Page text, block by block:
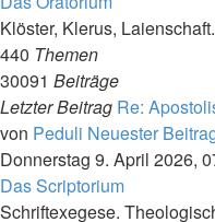
Klöster, Klerus,
440 Themen
30091 Beiträge
Letzter Beitrag Re:
von Peduli Neuester
Donnerstag 9. April 2026,
Das Scriptorium
Schriftexegese.